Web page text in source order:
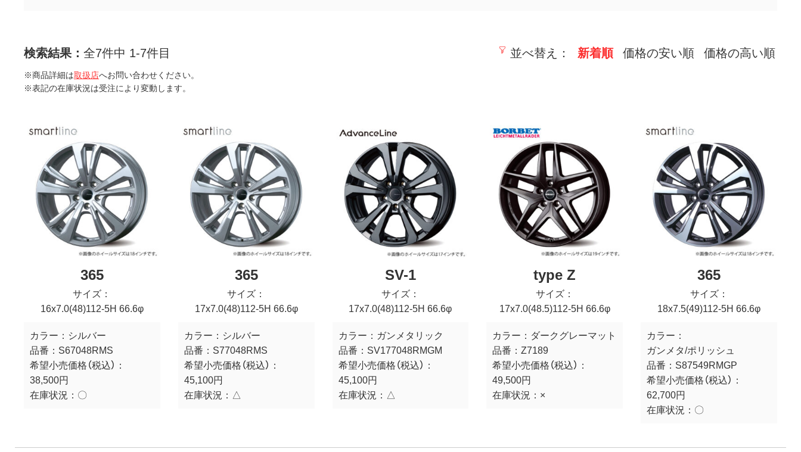
検索結果： 全7件中 1-7件目
※商品詳細は取扱店へお問い合わせください。
※表記の在庫状況は受注により変動します。
並べ替え： 新着順 価格の安い順 価格の高い順
365
サイズ：
16x7.0(48)112-5H 66.6φ
カラー： シルバー
品番： S67048RMS
希望小売価格（税込）：
38,500円
在庫状況： 〇
365
サイズ：
17x7.0(48)112-5H 66.6φ
カラー： シルバー
品番： S77048RMS
希望小売価格（税込）：
45,100円
在庫状況： △
SV-1
サイズ：
17x7.0(48)112-5H 66.6φ
カラー： ガンメタリック
品番： SV177048RMGM
希望小売価格（税込）：
45,100円
在庫状況： △
type Z
サイズ：
17x7.0(48.5)112-5H 66.6φ
カラー： ダークグレーマット
品番：Z7189
希望小売価格（税込）：
49,500円
在庫状況： ×
365
サイズ：
18x7.5(49)112-5H 66.6φ
カラー：
ガンメタ/ポリッシュ
品番： S87549RMGP
希望小売価格（税込）：
62,700円
在庫状況： 〇